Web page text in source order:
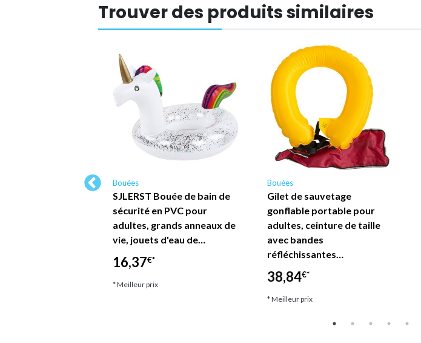
Trouver des produits similaires
Bouées
SJLERST Bouée de bain de
sécurité en PVC pour
adultes, grands anneaux de
vie, jouets d'eau de…
16,37€*
* Meilleur prix
Bouées
Gilet de sauvetage
gonflable portable pour
adultes, ceinture de taille
avec bandes
réfléchissantes…
38,84€*
* Meilleur prix